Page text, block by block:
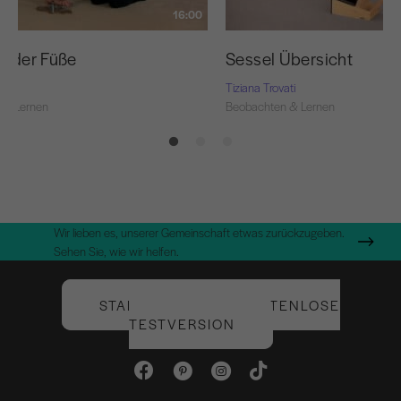
16:00
der Füße
Lernen
Sessel Übersicht
Tiziana Trovati
Beobachten & Lernen
Wir lieben es, unserer Gemeinschaft etwas zurückzugeben.
Sehen Sie, wie wir helfen.
STARTEN SIE IHRE KOSTENLOSE
TESTVERSION